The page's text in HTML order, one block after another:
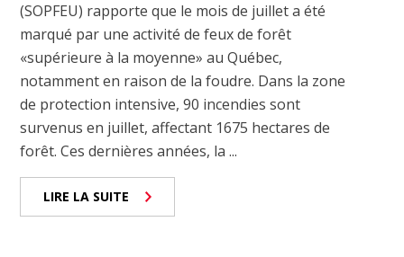
(SOPFEU) rapporte que le mois de juillet a été
marqué par une activité de feux de forêt
«supérieure à la moyenne» au Québec,
notamment en raison de la foudre. Dans la zone
de protection intensive, 90 incendies sont
survenus en juillet, affectant 1675 hectares de
forêt. Ces dernières années, la ...
LIRE LA SUITE